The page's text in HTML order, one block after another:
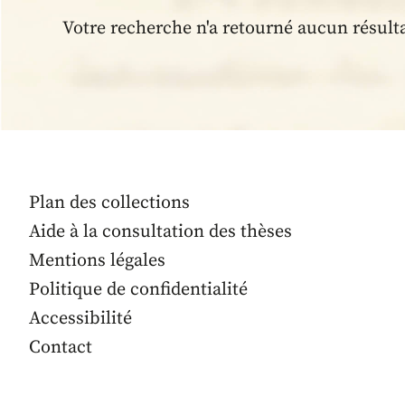
Votre recherche n'a retourné aucun
Plan des collections
Aide à la consultation des thèses
Mentions légales
Politique de confidentialité
Accessibilité
Contact